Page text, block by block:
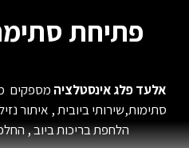
פתיחת
אלעד פלג אינסטלציה מספקים
סתימות,שירותי ביובית , איתור
הלחפת בריכות ביוב ,